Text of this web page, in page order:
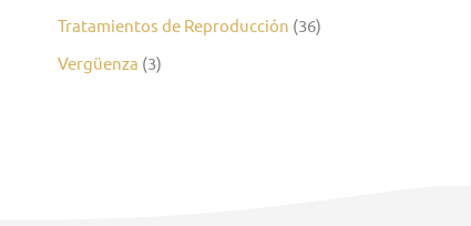
Tratamientos de Reproducción (36)
Vergüenza (3)